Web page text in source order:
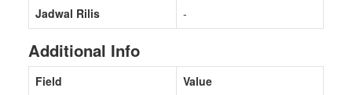
Jadwal Rilis -
Additional Info
Field
Value